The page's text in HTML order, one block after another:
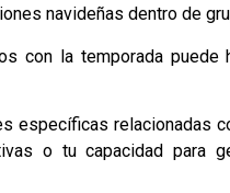
navideñas dentro de
con la temporada
específicas
o tu capacidad para